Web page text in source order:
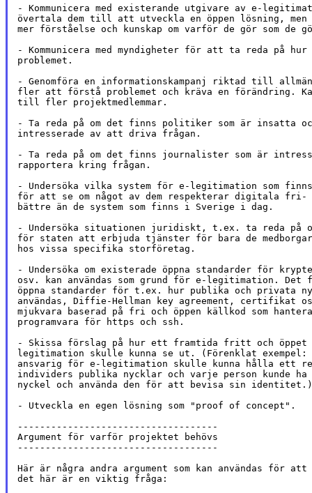
- Kommunicera med existerande utgivare av e-
övertala dem till att utveckla en öppen lösning,
mer förståelse och kunskap om varför de gör som de
- Kommunicera med myndigheter för att ta reda på hur
problemet.
- Genomföra en informationskampanj riktad till
fler att förstå problemet och kräva en förändring.
till fler projektmedlemmar.
- Ta reda på om det finns politiker som är insatta
intresserade av att driva frågan.
- Ta reda på om det finns journalister som är
rapportera kring frågan.
- Undersöka vilka system för e-legitimation som
för att se om något av dem respekterar digitala
bättre än de system som finns i Sverige i dag.
- Undersöka situationen juridiskt, t.ex. ta reda på
för staten att erbjuda tjänster för bara de
hos vissa specifika storföretag.
- Undersöka om existerade öppna standarder för
osv. kan användas som grund för e-legitimation. Det
öppna standarder för t.ex. hur publika och privata
användas, Diffie-Hellman key agreement, certifikat
mjukvara baserad på fri och öppen källkod som
programvara för https och ssh.
- Skissa förslag på hur ett framtida fritt och öppet
legitimation skulle kunna se ut. (Förenklat exempel:
ansvarig för e-legitimation skulle kunna hålla ett
individers publika nycklar och varje person kunde
nyckel och använda den för att bevisa sin identitet.)
- Utveckla en egen lösning som "proof of concept".
------------------------------------
Argument för varför projektet behövs
------------------------------------
Här är några andra argument som kan användas för
det här är en viktig fråga: